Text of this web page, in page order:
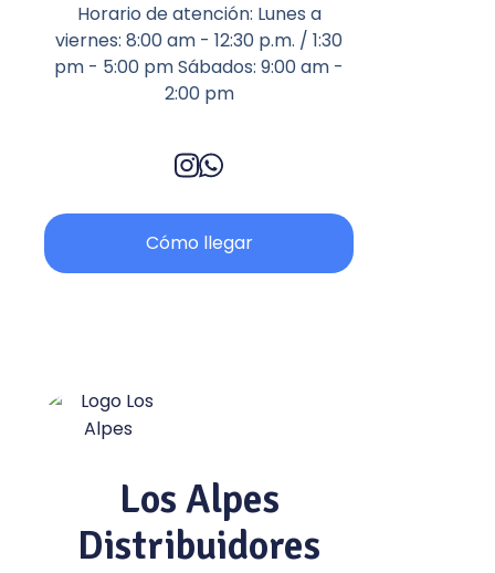
Horario de atención: Lunes a
viernes: 8:00 am - 12:30 p.m. / 1:30
pm - 5:00 pm Sábados: 9:00 am -
2:00 pm
Cómo llegar
Los Alpes
Distribuidores